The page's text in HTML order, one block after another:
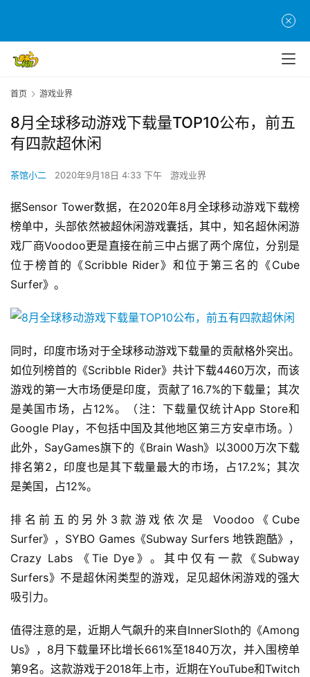
首
页
游
茶
原
创
游
戏
业
界
手
机
游
戏
机
游
戏
首页 游戏业界
8月全球移动游戏下载量TOP10公布，前五
有四款超休闲
茶馆小二 2020年9月18日 4:33 下午 游戏业界
据Sensor Tower数据，在2020年8月全球移动游戏下载榜
榜单中，头部依然被超休闲游戏囊括，其中，知名超休闲游
戏厂商Voodoo更是直接在前三中占据了两个席位，分别是
位于榜首的《Scribble Rider》和位于第三名的《Cube
Surfer》。
同时，印度市场对于全球移动游戏下载量的贡献格外突出。
如位列榜首的《Scribble Rider》共计下载4460万次，而该
游戏的第一大市场便是印度，贡献了16.7%的下载量；其次
是美国市场，占12%。（注：下载量仅统计App Store和
Google Play，不包括中国及其他地区第三方安卓市场。）
此外，SayGames旗下的《Brain Wash》以3000万次下载
排名第2，印度也是其下载量最大的市场，占17.2%；其次
是美国，占12%。
排名前五的另外3款游戏依次是 Voodoo《Cube
Surfer》，SYBO Games《Subway Surfers 地铁跑酷》，
Crazy Labs 《Tie Dye》。其中仅有一款《Subway
Surfers》不是超休闲类型的游戏，足见超休闲游戏的强大
吸引力。
值得注意的是，近期人气飙升的来自InnerSloth的《Among
Us》，8月下载量环比增长661%至1840万次，并入围榜单
第9名。这款游戏于2018年上市，近期在YouTube和Twitch